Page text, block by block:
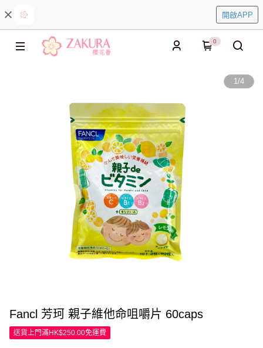
開啟APP
0
1/4
Fancl 芳珂 親子維他命咀嚼片 60caps
送貨上門滿HK$250.00免運費